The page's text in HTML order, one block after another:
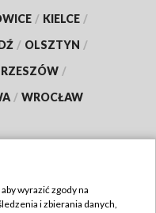
/ KIELCE /
/ OLSZTYN /
RZESZÓW /
/ WROCŁAW
wyrazić zgody na
i zbierania danych,